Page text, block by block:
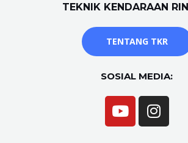
TEKNIK KENDARAAN
TENTANG TKR
SOSIAL MEDIA: